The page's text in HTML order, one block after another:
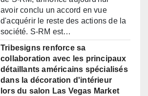
avoir conclu un accord en vue
d'acquérir le reste des actions de la
société. S-RM est…
Tribesigns renforce sa
collaboration avec les principaux
détaillants américains spécialisés
dans la décoration d'intérieur
lors du salon Las Vegas Market